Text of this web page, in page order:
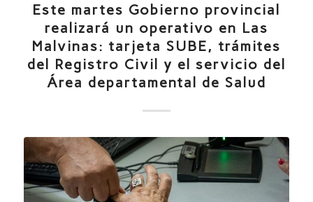
Este martes Gobierno provincial
realizará un operativo en Las
Malvinas: tarjeta SUBE, trámites
del Registro Civil y el servicio del
Área departamental de Salud